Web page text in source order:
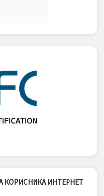
ИНТЕРНЕТ